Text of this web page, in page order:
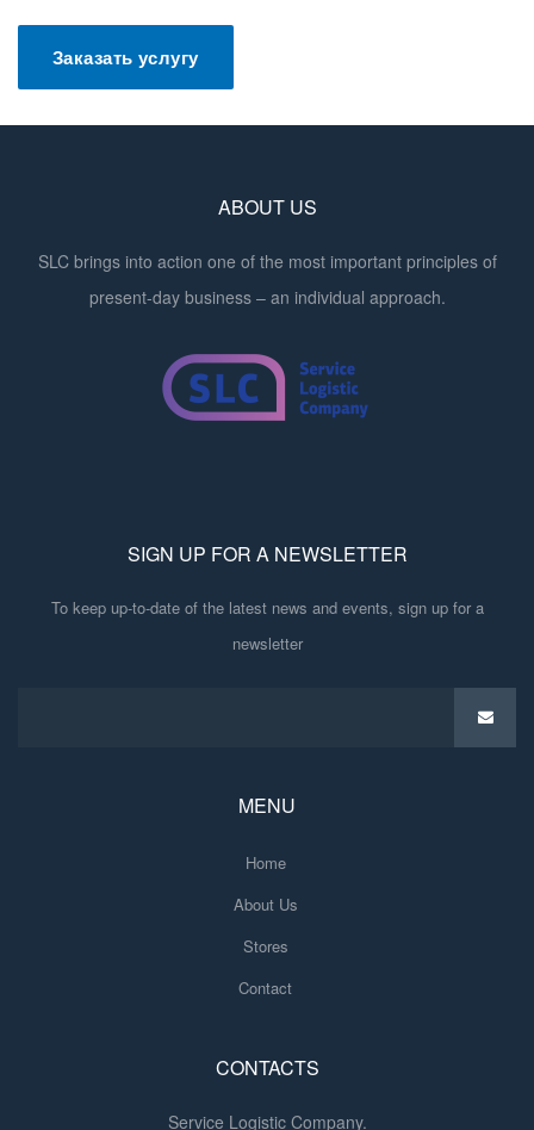
Заказать услугу
ABOUT US
SLC brings into action one of the most important principles of
present-day business – an individual approach.
SIGN UP FOR A NEWSLETTER
To keep up-to-date of the latest news and events, sign up for a
newsletter
MENU
Home
About Us
Stores
Contact
CONTACTS
Service Logistic Company.